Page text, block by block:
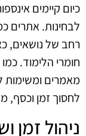
כיום קיימים
רחב של נושאים,
חומרי הלימוד.
מאמרים ומשימות
לחסוך זמן וכסף,
ניהול זמן